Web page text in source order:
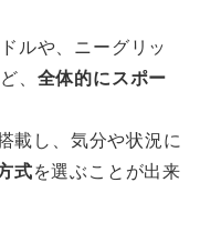
ルや、ニーグリッ
、 全体的にスポー
載し、気分や状況に
式を選ぶことが出来